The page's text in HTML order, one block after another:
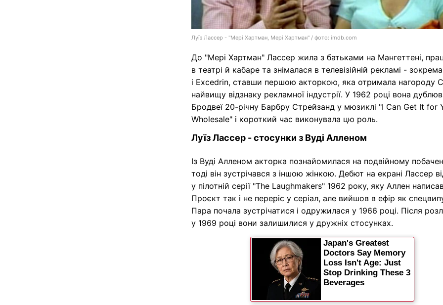
Луїз Лассер - "Мері Хартман, Мері Хартман" / фото: imdb.com
До "Мері Хартман" Лассер жила з батьками на Мангеттені,
в театрі й кабаре та знімалася в телевізійній рекламі -
і Excedrin, ставши першою акторкою, яка отримала нагороду
найвищу відзнаку рекламної індустрії. У 1962 році вона
Бродвеї 20-річну Барбру Стрейзанд у мюзиклі "I Can Get It for
Wholesale" і короткий час виконувала цю роль.
Луїз Лассер - стосунки з Вуді Алленом
Із Вуді Алленом акторка познайомилася на подвійному
тоді він зустрічався з іншою жінкою. Дебют на екрані Лассер
у пілотній серії "The Laughmakers" 1962 року, яку Аллен
Проєкт так і не переріс у серіал, але вийшов в ефір як
Пара почала зустрічатися і одружилася у 1966 році. Після
у 1969 році вони залишилися у дружніх стосунках.